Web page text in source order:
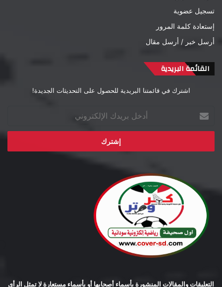
تسجيل عضوية
إستعادة كلمة المرور
أرسل خبر / أرسل مقال
القائمة البريدية
اشترك في قائمتنا البريدية للحصول على التحديثات الجديدة!
بريدك
الإلكتروني
التعليقات والمقالات المنشورة بأسماء أصحابها أو بأسماء مستعارة لا تمثل الرأي